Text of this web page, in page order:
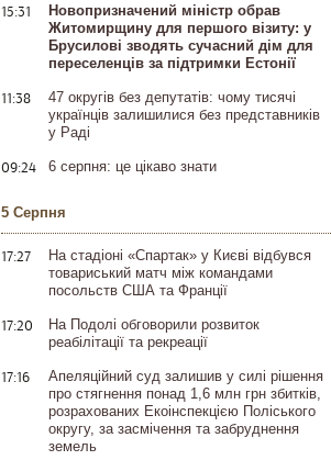
15:31
Новопризначений міністр обрав
Житомирщину для першого візиту: у
Брусилові зводять сучасний дім для
переселенців за підтримки Естонії
11:38
47 округів без депутатів: чому тисячі
українців залишилися без представників
у Раді
09:24 6 серпня: це цікаво знати
5 Серпня
17:27
На стадіоні «Спартак» у Києві відбувся
товариський матч між командами
посольств США та Франції
17:20
На Подолі обговорили розвиток
реабілітації та рекреації
17:16
Апеляційний суд залишив у силі рішення
про стягнення понад 1,6 млн грн збитків,
розрахованих Екоінспекцією Поліського
округу, за засмічення та забруднення
земель